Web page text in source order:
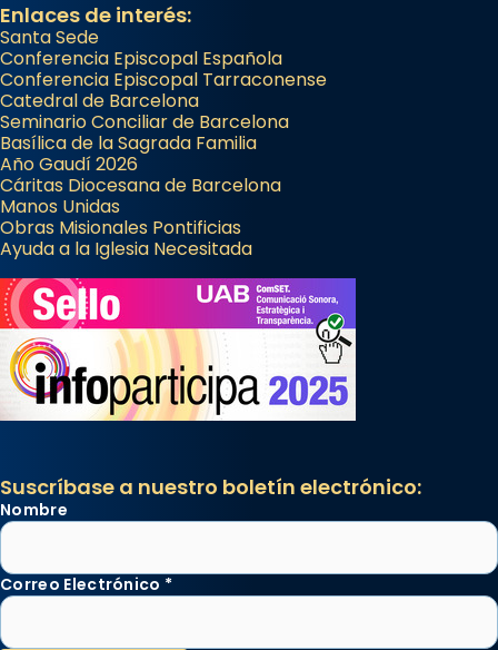
Enlaces de interés:
Santa Sede
Conferencia Episcopal Española
Conferencia Episcopal Tarraconense
Catedral de Barcelona
Seminario Conciliar de Barcelona
Basílica de la Sagrada Familia
Año Gaudí 2026
Cáritas Diocesana de Barcelona
Manos Unidas
Obras Misionales Pontificias
Ayuda a la Iglesia Necesitada
Suscríbase a nuestro boletín electrónico:
Nombre
Correo Electrónico *